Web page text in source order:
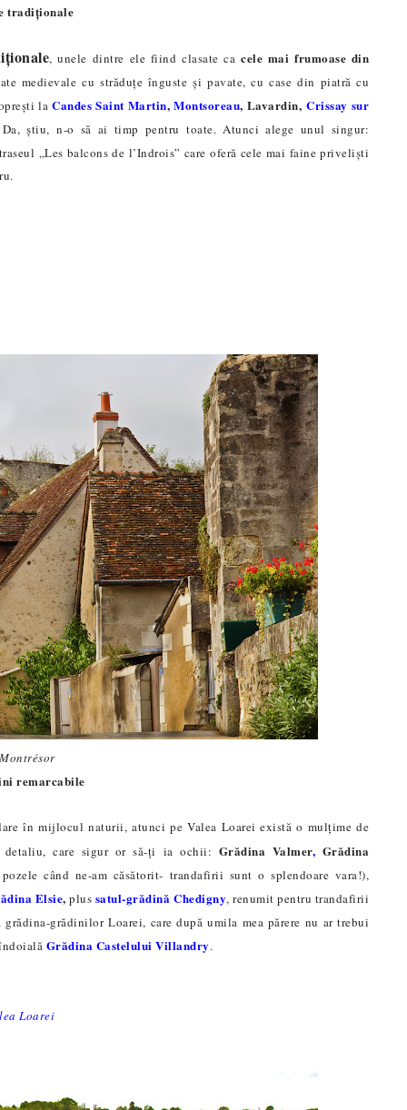
tradiționale
, unele dintre ele fiind clasate cacele mai frumoase din
medievale cu străduțe înguste și pavate, cu case din piatră cu
laCandes Saint Martin,Montsoreau, Lavardin,Crissay sur
știu, n-o să ai timp pentru toate. Atunci alege unul singur:
„Les balcons de l’Indrois” care oferă cele mai faine priveliști
Montrésor
remarcabile
în mijlocul naturii, atunci pe Valea Loarei există o mulțime de
care sigur or să-ți ia ochii: Grădina Valmer, Grădina
când ne-am căsătorit- trandafirii sunt o splendoare vara!),
Elsie, plus satul-grădină Chedigny, renumit pentru trandafirii
grădinilor Loarei, care după umila mea părere nu ar trebui
Grădina Castelului Villandry.
Loarei